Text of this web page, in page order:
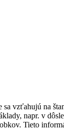
vzťahujú na
napr. v
Tieto